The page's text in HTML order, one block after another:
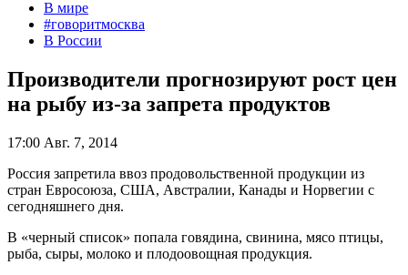
В мире
#говоритмосква
В России
Производители прогнозируют рост цен
на рыбу из-за запрета продуктов
17:00 Авг. 7, 2014
Россия запретила ввоз продовольственной продукции из
стран Евросоюза, США, Австралии, Канады и Норвегии с
сегодняшнего дня.
В «черный список» попала говядина, свинина, мясо птицы,
рыба, сыры, молоко и плодоовощная продукция.